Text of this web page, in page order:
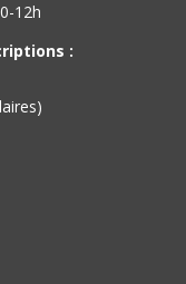
12h
: